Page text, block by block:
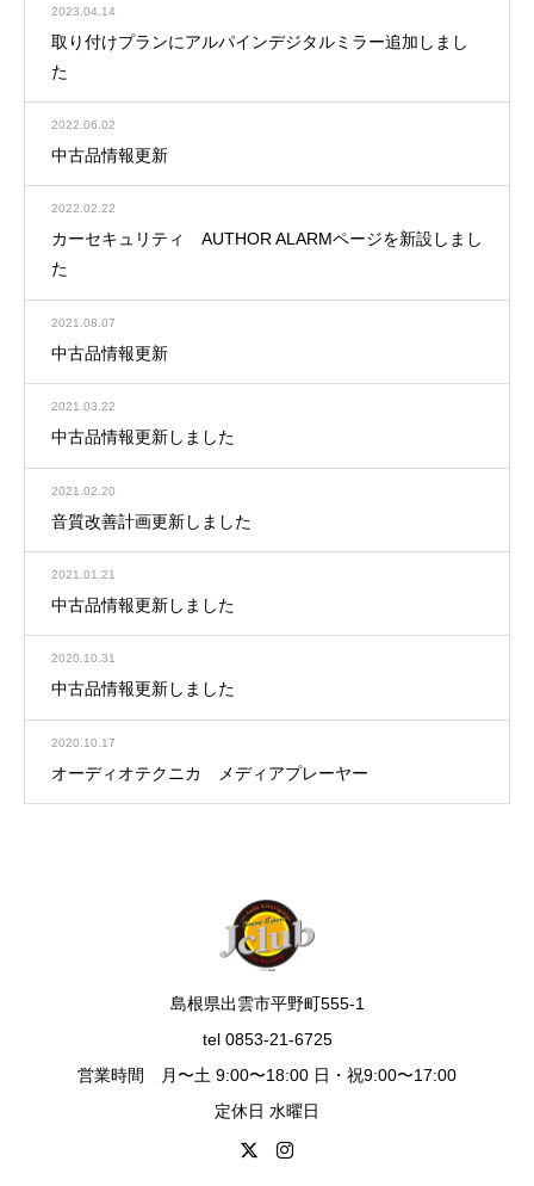
2023.04.14
取り付けプランにアルパインデジタルミラー追加しまし
た
2022.06.02
中古品情報更新
2022.02.22
カーセキュリティ AUTHOR ALARMページを新設しまし
た
2021.08.07
中古品情報更新
2021.03.22
中古品情報更新しました
2021.02.20
音質改善計画更新しました
2021.01.21
中古品情報更新しました
2020.10.31
中古品情報更新しました
2020.10.17
オーディオテクニカ メディアプレーヤー
島根県出雲市平野町555-1
tel 0853-21-6725
営業時間 月〜土 9:00〜18:00 日・祝9:00〜17:00
定休日 水曜日